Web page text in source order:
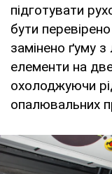
підготувати
бути
замінено ґуму з
елементи на
охолоджуючи
опалювальних